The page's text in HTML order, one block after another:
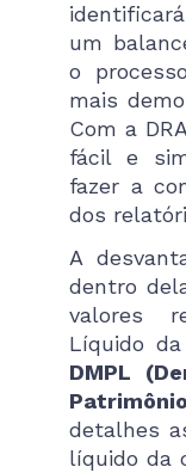
um
o
mais
Com a
fácil e
fazer a
dos
A
dentro
valores
Líquido
DMPL
detalhes
líquido da